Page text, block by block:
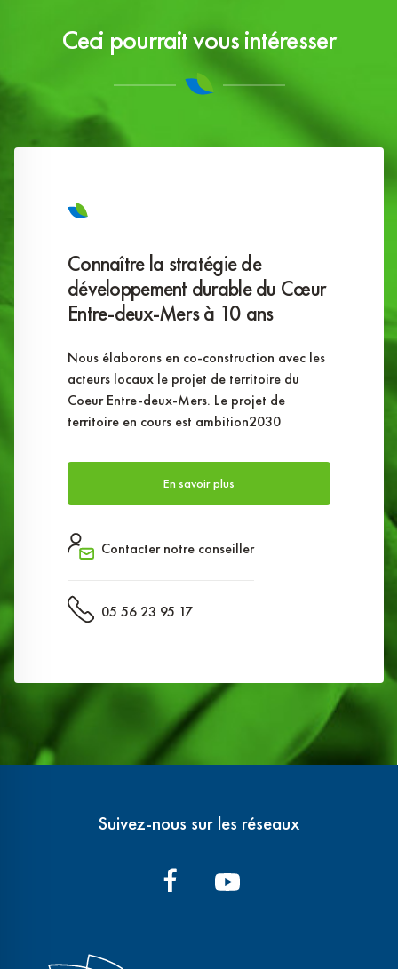
Ceci pourrait vous intéresser
Connaître la stratégie de
développement durable du Cœur
Entre-deux-Mers à 10 ans
Nous élaborons en co-construction avec les
acteurs locaux le projet de territoire du
Coeur Entre-deux-Mers. Le projet de
territoire en cours est ambition2030
En savoir plus
Contacter notre conseiller
05 56 23 95 17
Suivez-nous sur les réseaux